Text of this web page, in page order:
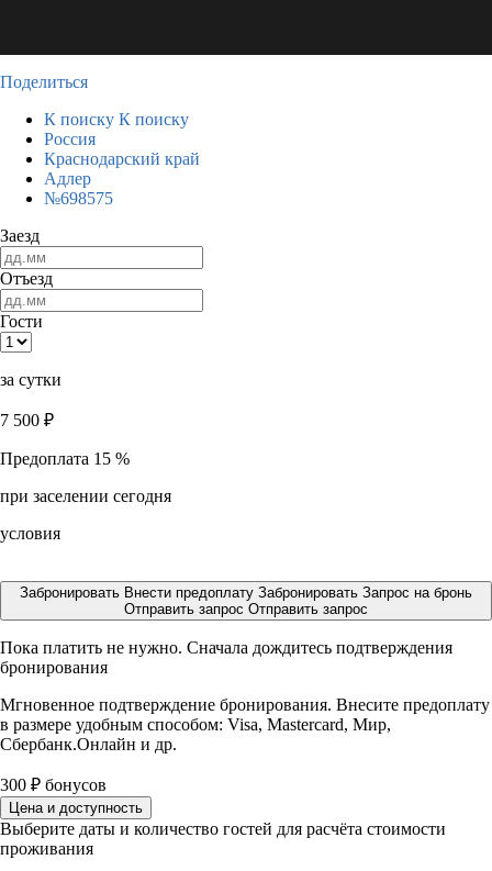
Поделиться
К поиску К поиску
Россия
Краснодарский край
Адлер
№698575
Заезд
Отъезд
Гости
за сутки
7 500 ₽
Предоплата 15 %
при заселении сегодня
условия
Забронировать Внести предоплату Забронировать Запрос на бронь
Отправить запрос Отправить запрос
Пока платить не нужно. Сначала дождитесь подтверждения
бронирования
Мгновенное подтверждение бронирования. Внесите предоплату
в размере удобным способом: Visa, Mastercard, Мир,
Сбербанк.Онлайн и др.
300 ₽ бонусов
Цена и доступность
Выберите даты и количество гостей для расчёта стоимости
проживания